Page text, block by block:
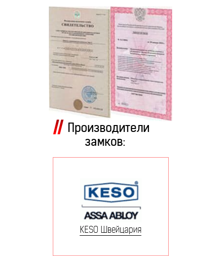
Производители
замков:
KESO Швейцария